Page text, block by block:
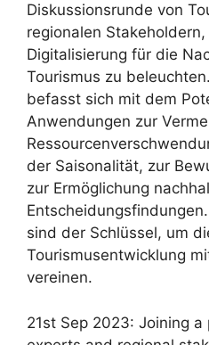
Diskussionsrunde von
regionalen
Digitalisierung für die
Tourismus zu
befasst sich mit dem
Anwendungen zur
der Saisonalität, zur
zur Ermöglichung
sind der Schlüssel, um
Tourismusentwicklung
vereinen.
21st Sep 2023: Joining